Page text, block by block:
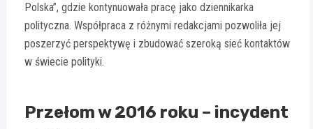
Polska”, gdzie kontynuowała pracę jako dziennikarka
polityczna. Współpraca z różnymi redakcjami pozwoliła jej
poszerzyć perspektywę i zbudować szeroką sieć kontaktów
w świecie polityki.
Przełom w 2016 roku – incydent